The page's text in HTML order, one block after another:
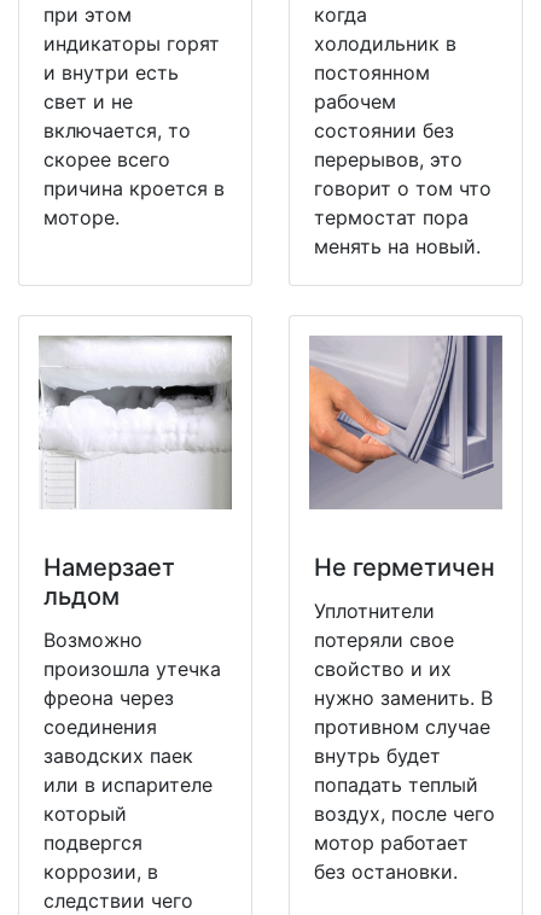
при этом
индикаторы горят
и внутри есть
свет и не
включается, то
скорее всего
причина кроется в
моторе.
когда
холодильник в
постоянном
рабочем
состоянии без
перерывов, это
говорит о том что
термостат пора
менять на новый.
Намерзает
льдом
Возможно
произошла утечка
фреона через
соединения
заводских паек
или в испарителе
который
подвергся
коррозии, в
следствии чего
Не герметичен
Уплотнители
потеряли свое
свойство и их
нужно заменить. В
противном случае
внутрь будет
попадать теплый
воздух, после чего
мотор работает
без остановки.